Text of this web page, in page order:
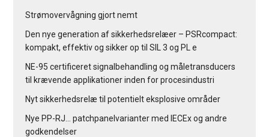
Strømovervågning gjort nemt
Den nye generation af sikkerhedsrelæer – PSRcompact:
kompakt, effektiv og sikker op til SIL 3 og PL e
NE-95 certificeret signalbehandling og måletransducers
til krævende applikationer inden for procesindustri
Nyt sikkerhedsrelæ til potentielt eksplosive områder
Nye PP-RJ… patchpanelvarianter med IECEx og andre
godkendelser